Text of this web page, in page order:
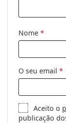
Nome *
O seu email *
Aceito o
publicação